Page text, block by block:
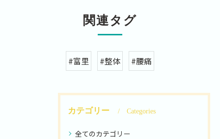
関連タグ
#富里 #整体 #腰痛
カテゴリー Categories
全てのカテゴリー